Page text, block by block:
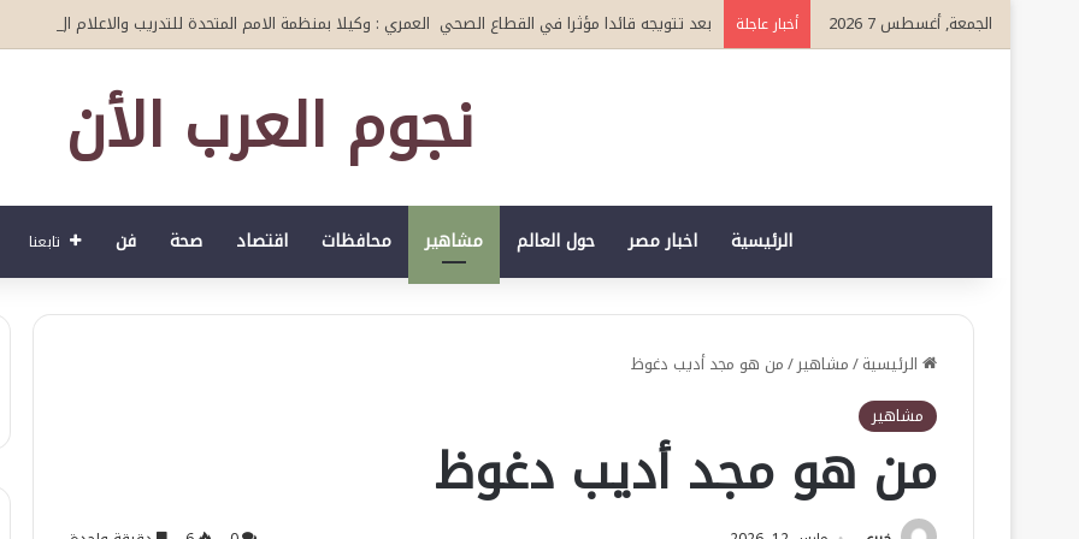
الجمعة, أغسطس 7 2026 أخبار عاجلة بعد تتويجه قائدا مؤثرا في القطاع الصحي العمري : وكيلا بمنظمة الامم المتحدة للتدريب والاعلام ال UN MTC بالمملكة ودول الخليج العربي
نجوم العرب الأن
الرئيسية اخبار مصر حول العالم مشاهير محافظات اقتصاد صحة فن تابعنا
الرئيسية/مشاهير/من هو مجد أديب دغوظ
مشاهير
من هو مجد أديب دغوظ